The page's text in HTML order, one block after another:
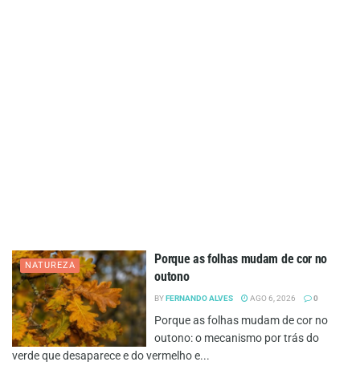
NATUREZA
Porque as folhas mudam de cor no
outono
BYFERNANDO ALVES AGO 6, 2026 0
Porque as folhas mudam de cor no
outono: o mecanismo por trás do
verde que desaparece e do vermelho e...